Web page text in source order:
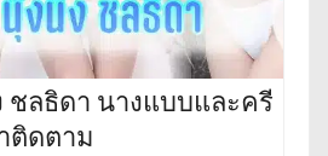
ชลธิดา นางแบบและครี
ติดตาม